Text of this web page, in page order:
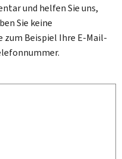
und helfen Sie uns,
Sie keine
zum Beispiel Ihre E-Mail-